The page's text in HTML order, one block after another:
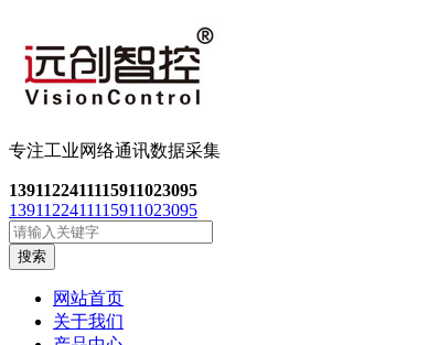
专注工业网络通讯数据采集
1391122411115911023095
1391122411115911023095
搜索
网站首页
关于我们